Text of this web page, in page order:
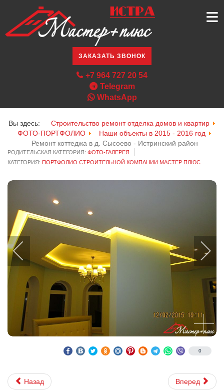
≡
ЗАКАЗАТЬ ЗВОНОК
+7 964 727 20 54
Telegram
WhatsApp
Вы здесь:
Строительство ремонт отделка домов и квартир
ФОТО-ПОРТФОЛИО
Наши объекты в 2015 - 2016 год
Ремонт коттеджа в д. Сысоево - Истринский район
РОДИТЕЛЬСКАЯ КАТЕГОРИЯ: ФОТО-ГАЛЕРЕЯ
КАТЕГОРИЯ: ПОРТФОЛИО СТРОИТЕЛЬНОЙ КОМПАНИИ МАСТЕР ПЛЮС
0
Назад Вперед